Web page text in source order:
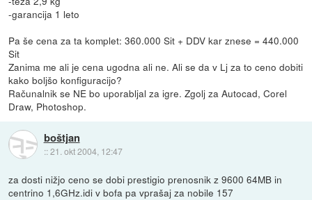
-garancija 1 leto
Pa še cena za ta komplet: 360.000 Sit + DDV kar znese = 440.000
Sit
Zanima me ali je cena ugodna ali ne. Ali se da v Lj za to ceno dobiti
kako boljšo konfiguracijo?
Računalnik se NE bo uporabljal za igre. Zgolj za Autocad, Corel
Draw, Photoshop.
boštjan
::21. okt 2004, 12:47
za dosti nižjo ceno se dobi prestigio prenosnik z 9600 64MB in
centrino 1,6GHz.idi v bofa pa vprašaj za nobile 157